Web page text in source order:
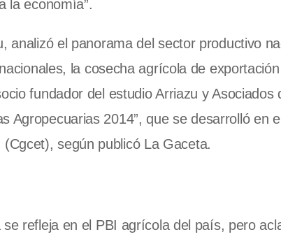
la economía”.
analizó el panorama del sector productivo
la cosecha agrícola de
fundador del estudio Arriazu y Asociados
Agropecuarias 2014”, que se desarrolló en
según publicó La Gaceta.
refleja en el PBI agrícola del país, pero